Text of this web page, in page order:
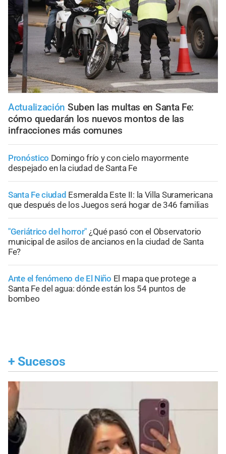
Actualización Suben las multas en Santa Fe:
cómo quedarán los nuevos montos de las
infracciones más comunes
Pronóstico Domingo frío y con cielo mayormente
despejado en la ciudad de Santa Fe
Santa Fe ciudad Esmeralda Este II: la Villa Suramericana
que después de los Juegos será hogar de 346 familias
"Geriátrico del horror" ¿Qué pasó con el Observatorio
municipal de asilos de ancianos en la ciudad de Santa
Fe?
Ante el fenómeno de El Niño El mapa que protege a
Santa Fe del agua: dónde están los 54 puntos de
bombeo
+ Sucesos